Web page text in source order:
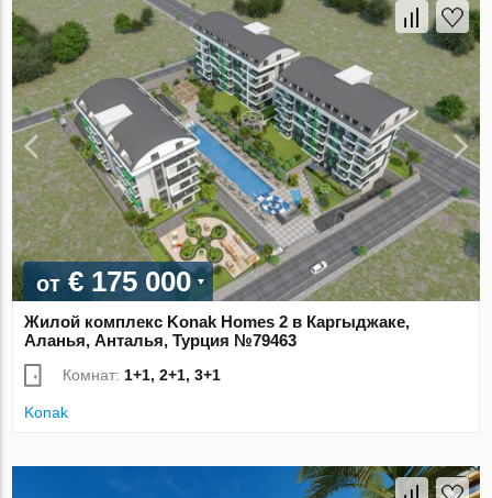
от€ 175 000
Жилой комплекс Konak Homes 2 в Каргыджаке,
Аланья, Анталья, Турция №79463
Комнат: 1+1, 2+1, 3+1
Konak